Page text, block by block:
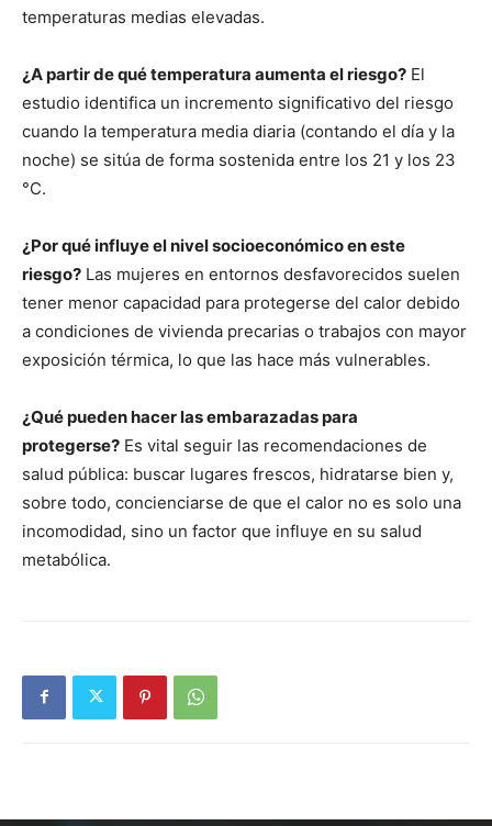
temperaturas medias elevadas.
¿A partir de qué temperatura aumenta el riesgo? El
estudio identifica un incremento significativo del riesgo
cuando la temperatura media diaria (contando el día y la
noche) se sitúa de forma sostenida entre los 21 y los 23
°C.
¿Por qué influye el nivel socioeconómico en este
riesgo? Las mujeres en entornos desfavorecidos suelen
tener menor capacidad para protegerse del calor debido
a condiciones de vivienda precarias o trabajos con mayor
exposición térmica, lo que las hace más vulnerables.
¿Qué pueden hacer las embarazadas para
protegerse? Es vital seguir las recomendaciones de
salud pública: buscar lugares frescos, hidratarse bien y,
sobre todo, concienciarse de que el calor no es solo una
incomodidad, sino un factor que influye en su salud
metabólica.